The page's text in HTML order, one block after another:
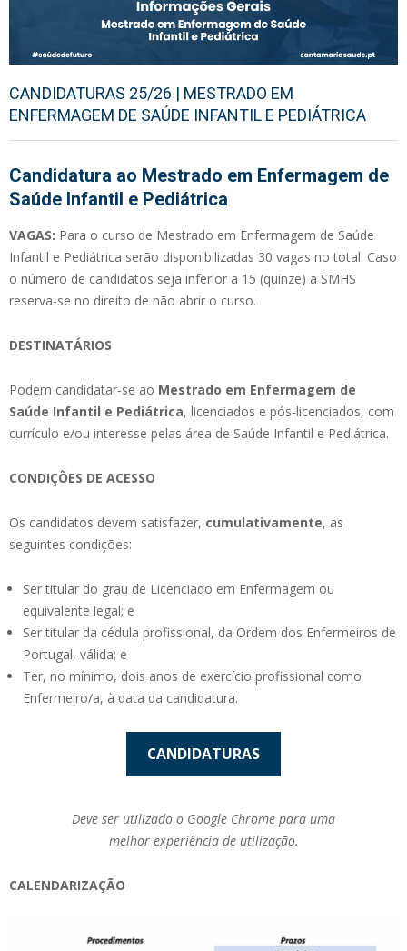
CANDIDATURAS 25/26 | MESTRADO EM
ENFERMAGEM DE SAÚDE INFANTIL E PEDIÁTRICA
Candidatura ao Mestrado em Enfermagem de
Saúde Infantil e Pediátrica
VAGAS: Para o curso de Mestrado em Enfermagem de Saúde
Infantil e Pediátrica serão disponibilizadas 30 vagas no total. Caso
o número de candidatos seja inferior a 15 (quinze) a SMHS
reserva-se no direito de não abrir o curso.
DESTINATÁRIOS
Podem candidatar-se ao Mestrado em Enfermagem de
Saúde Infantil e Pediátrica, licenciados e pós-licenciados, com
currículo e/ou interesse pelas área de Saúde Infantil e Pediátrica.
CONDIÇÕES DE ACESSO
Os candidatos devem satisfazer, cumulativamente, as
seguintes condições:
Ser titular do grau de Licenciado em Enfermagem ou
equivalente legal; e
Ser titular da cédula profissional, da Ordem dos Enfermeiros de
Portugal, válida; e
Ter, no mínimo, dois anos de exercício profissional como
Enfermeiro/a, à data da candidatura.
CANDIDATURAS
Deve ser utilizado o Google Chrome para uma
melhor experiência de utilização.
CALENDARIZAÇÃO